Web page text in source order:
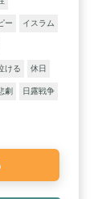
ー イスラム
ける 休日
劇 日露戦争